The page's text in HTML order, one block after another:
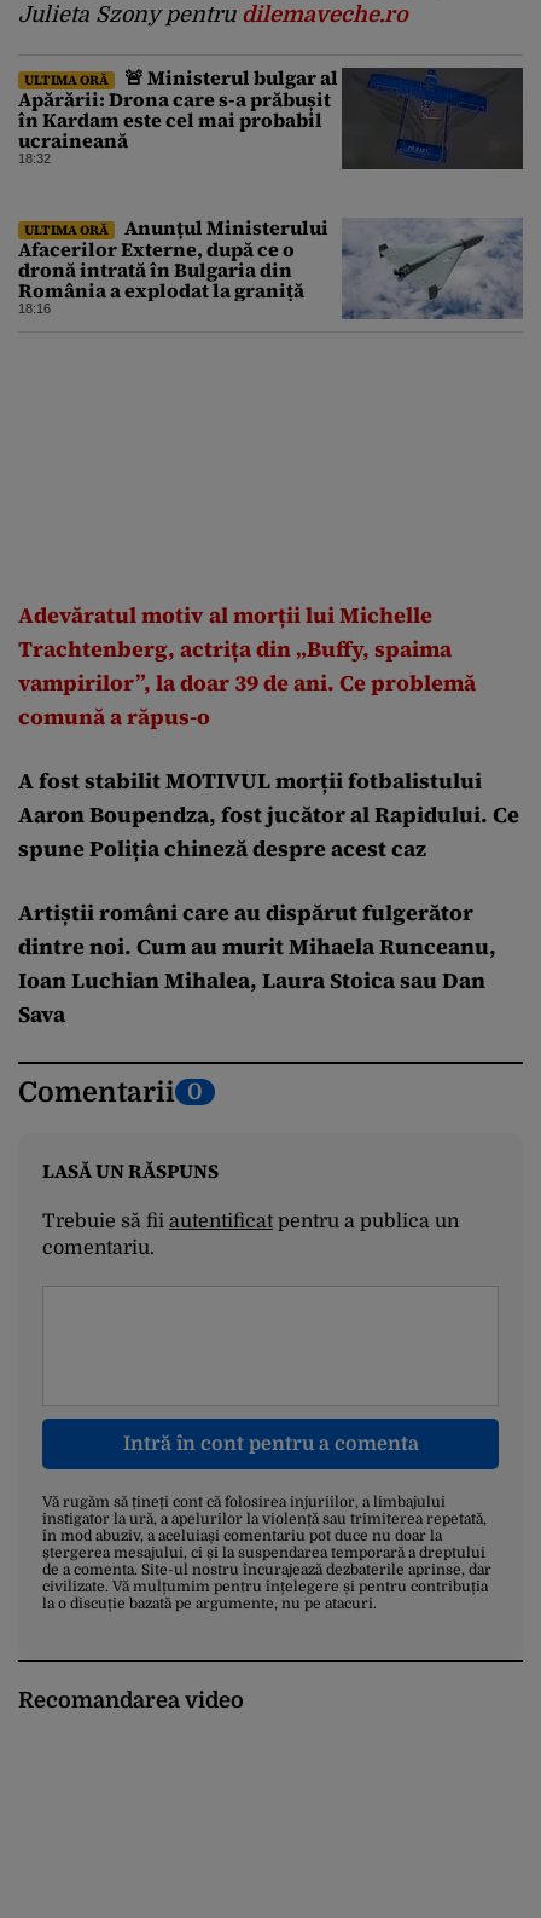
Julieta Szony pentru dilemaveche.ro
ULTIMA ORĂ
🚨 Ministerul bulgar al
Apărării: Drona care s-a prăbușit
în Kardam este cel mai probabil
ucraineană
18:32
ULTIMA ORĂ
Anunțul Ministerului
Afacerilor Externe, după ce o
dronă intrată în Bulgaria din
România a explodat la graniță
18:16
Adevăratul motiv al morții lui Michelle
Trachtenberg, actrița din „Buffy, spaima
vampirilor”, la doar 39 de ani. Ce problemă
comună a răpus-o
A fost stabilit MOTIVUL morții fotbalistului
Aaron Boupendza, fost jucător al Rapidului. Ce
spune Poliția chineză despre acest caz
Artiștii români care au dispărut fulgerător
dintre noi. Cum au murit Mihaela Runceanu,
Ioan Luchian Mihalea, Laura Stoica sau Dan
Sava
Comentarii 0
LASĂ UN RĂSPUNS
Trebuie să fii autentificatpentru a publica un
comentariu.
Intră în cont pentru a comenta
Vă rugăm să țineți cont că folosirea injuriilor, a limbajului
instigator la ură, a apelurilor la violență sau trimiterea repetată,
în mod abuziv, a aceluiași comentariu pot duce nu doar la
ștergerea mesajului, ci și la suspendarea temporară a dreptului
de a comenta. Site-ul nostru încurajează dezbaterile aprinse, dar
civilizate. Vă mulțumim pentru înțelegere și pentru contribuția
la o discuție bazată pe argumente, nu pe atacuri.
Recomandarea video